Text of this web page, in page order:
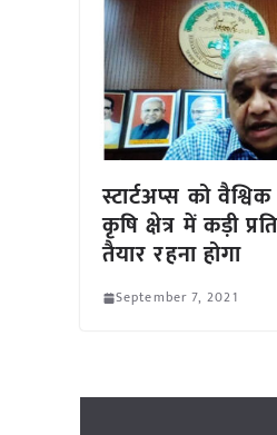
स्टार्टअप्स को
कृषि क्षेत्र में कड़ी
तैयार रहना होगा
September 7, 2021